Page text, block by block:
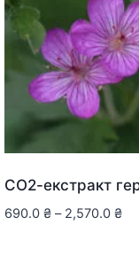
СО2-екстракт
690.0₴ – 2,570.0₴